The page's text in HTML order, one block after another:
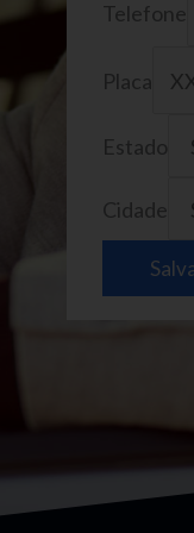
Telefone
Placa
Estado
Cidade